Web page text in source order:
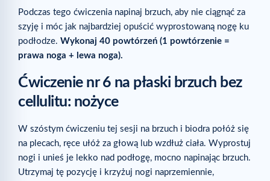
Podczas tego ćwiczenia napinaj brzuch, aby nie ciągnąć za
szyję i móc jak najbardziej opuścić wyprostowaną nogę ku
podłodze. Wykonaj 40 powtórzeń (1 powtórzenie =
prawa noga + lewa noga).
Ćwiczenie nr 6 na płaski brzuch bez
cellulitu: nożyce
W szóstym ćwiczeniu tej sesji na brzuch i biodra połóż się
na plecach, ręce ułóż za głową lub wzdłuż ciała. Wyprostuj
nogi i unieś je lekko nad podłogę, mocno napinając brzuch.
Utrzymaj tę pozycję i krzyżuj nogi naprzemiennie,